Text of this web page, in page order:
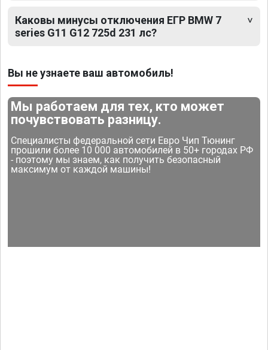
Каковы минусы отключения ЕГР BMW 7
series G11 G12 725d 231 лс?
Вы не узнаете ваш автомобиль!
Мы работаем для тех, кто может
почувствовать разницу.
Специалисты федеральной сети Евро Чип Тюнинг
прошили более 10 000 автомобилей в 50+ городах РФ
- поэтому мы знаем, как получить безопасный
максимум от каждой машины!